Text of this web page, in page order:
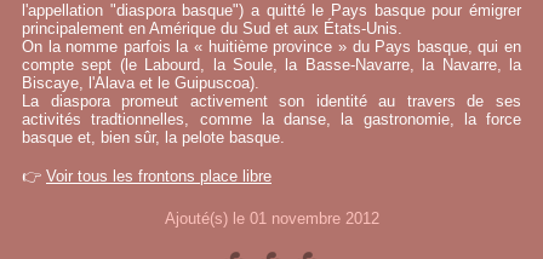
l'appellation "diaspora basque") a quitté le Pays basque pour émigrer
principalement en Amérique du Sud et aux États-Unis.
On la nomme parfois la « huitième province » du Pays basque, qui en
compte sept (le Labourd, la Soule, la Basse-Navarre, la Navarre, la
Biscaye, l'Alava et le Guipuscoa).
La diaspora promeut activement son identité au travers de ses
activités tradtionnelles, comme la danse, la gastronomie, la force
basque et, bien sûr, la pelote basque.
👉 Voir tous les frontons place libre
Ajouté(s) le 01 novembre 2012